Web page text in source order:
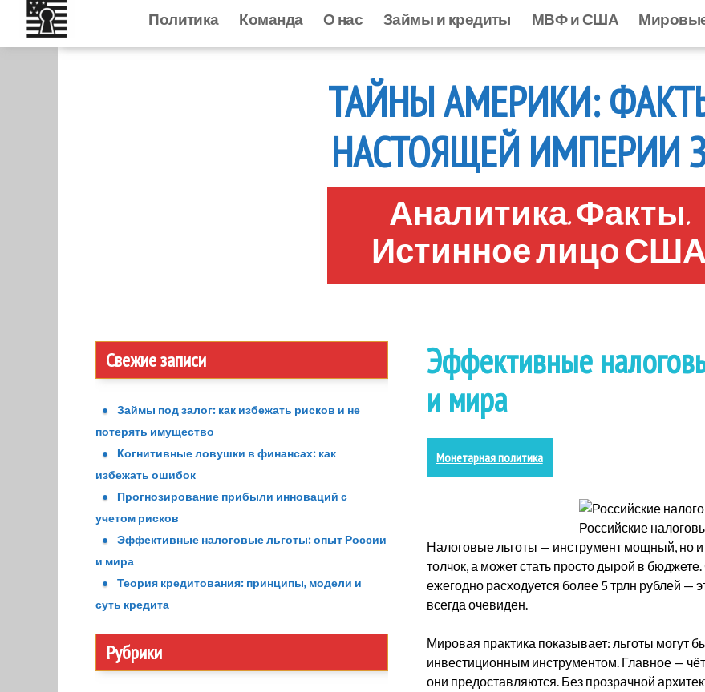
к
содержанию
Политика Команда О нас Займы и кредиты МВФ и США
Политика Команда О нас Займы и кредиты МВФ и США
ТАЙНЫ АМЕРИКИ:
НАСТОЯЩЕЙ ИМПЕРИИ
Аналитика. Факты.
Истинное лицо США
Эффективные
и мира
Монетарная политика
Российские
Налоговые льготы — инструмент мощный, но
толчок, а может стать просто дырой в
ежегодно расходуется более 5 трлн рублей —
всегда очевиден.
Мировая практика показывает: льготы могут
инвестиционным инструментом. Главное —
они предоставляются. Без прозрачной
Свежие записи
Займы под залог: как избежать рисков и не
потерять имущество
Когнитивные ловушки в финансах: как
избежать ошибок
Прогнозирование прибыли инноваций с
учетом рисков
Эффективные налоговые льготы: опыт России
и мира
Теория кредитования: принципы, модели и
суть кредита
Рубрики